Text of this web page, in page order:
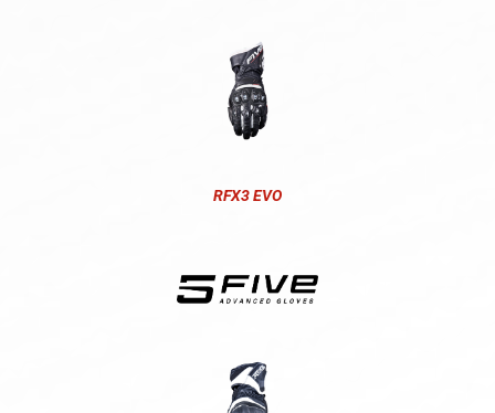
RFX3 EVO